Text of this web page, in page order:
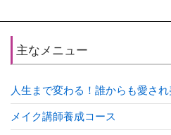
主なメニュー
人生まで変わる！誰からも愛さ
メイク講師養成コース